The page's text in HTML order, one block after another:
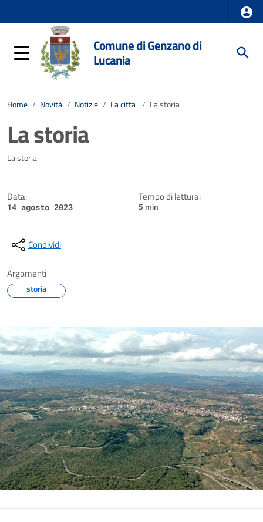
Comune di Genzano di
Lucania
Home / Novità / Notizie / La città / La storia
La storia
Dettagli della notizia
La storia
Data:
14 agosto 2023
Tempo di lettura:
5 min
Condividi
Argomenti
storia